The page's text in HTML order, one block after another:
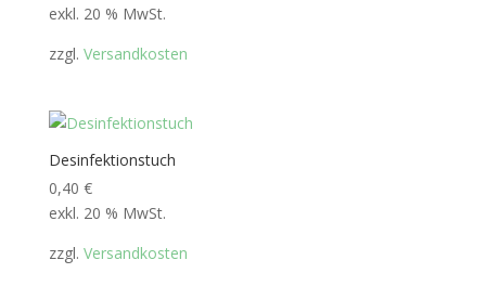
exkl. 20 % MwSt.
zzgl. Versandkosten
Desinfektionstuch
0,40 €
exkl. 20 % MwSt.
zzgl. Versandkosten